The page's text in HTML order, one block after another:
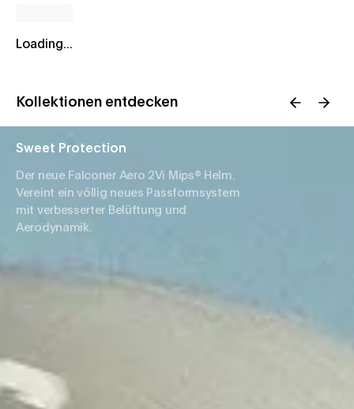
Loading...
Kollektionen entdecken
Sweet Protection
Der neue Falconer Aero 2Vi Mips® Helm.
Vereint ein völlig neues Passformsystem
mit verbesserter Belüftung und
Aerodynamik.